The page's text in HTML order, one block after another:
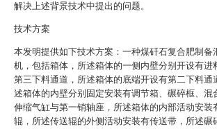
解决上述背景技术中提出的问题。
技术方案
本发明提供如下技术方案：一种煤矸石复合肥制备
机，包括箱体，所述箱体的一侧内壁分别开设有进
第三下料通道，所述箱体的底端开设有第二下料通
述箱体的内壁分别固定安装有调节箱、碾碎框、混
伸缩气缸与第一销轴座，所述箱体的内部活动安装
辊，所述传送辊的外侧活动安装有传送带，所述碾